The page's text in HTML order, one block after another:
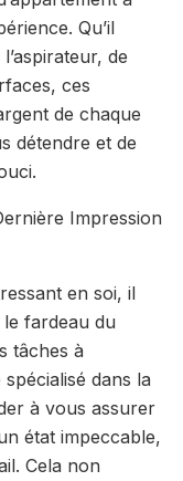
Qu’il
de
ces
de chaque
détendre et de
Impression
en soi, il
le fardeau du
tâches à
dans la
à vous assurer
état impeccable,
Cela non